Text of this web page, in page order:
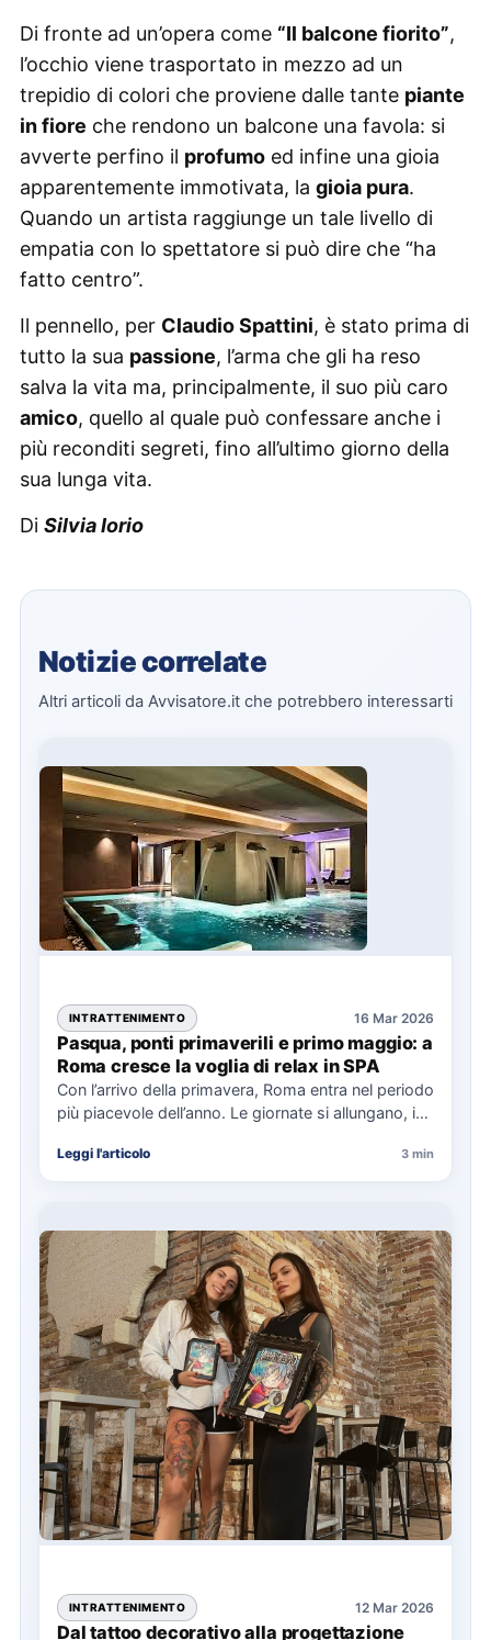
Di fronte ad un’opera come “Il balcone fiorito”,
l’occhio viene trasportato in mezzo ad un
trepidio di colori che proviene dalle tante piante
in fiore che rendono un balcone una favola: si
avverte perfino il profumoed infine una gioia
apparentemente immotivata, la gioia pura.
Quando un artista raggiunge un tale livello di
empatia con lo spettatore si può dire che “ha
fatto centro”.
Il pennello, per Claudio Spattini, è stato prima di
tutto la sua passione, l’arma che gli ha reso
salva la vita ma, principalmente, il suo più caro
amico, quello al quale può confessare anche i
più reconditi segreti, fino all’ultimo giorno della
sua lunga vita.
Di Silvia Iorio
Notizie correlate
Altri articoli da Avvisatore.it che potrebbero interessarti
INTRATTENIMENTO 16 Mar 2026
Pasqua, ponti primaverili e primo maggio: a
Roma cresce la voglia di relax in SPA
Con l’arrivo della primavera, Roma entra nel periodo
più piacevole dell’anno. Le giornate si allungano, i
Leggi l'articolo 3 min
INTRATTENIMENTO 12 Mar 2026
Dal tattoo decorativo alla progettazione